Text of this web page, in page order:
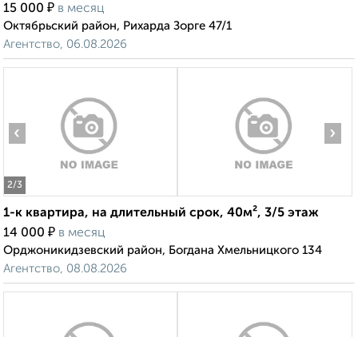
15 000 ₽ в месяц
Октябрьский район, Рихарда Зорге 47/1
Агентство, 06.08.2026
2/3
‹ ›
1-к квартира, на длительный срок, 40м², 3/5 этаж
14 000 ₽ в месяц
Орджоникидзевский район, Богдана Хмельницкого 134
Агентство, 08.08.2026